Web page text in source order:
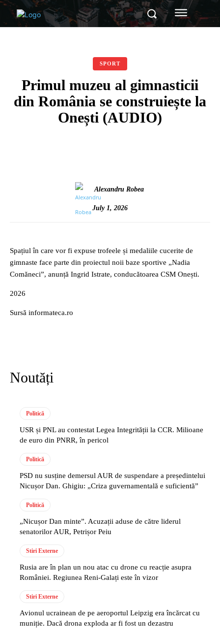
SPORT
Primul muzeu al gimnasticii
din România se construiește la
Onești (AUDIO)
Alexandru Robea
July 1, 2026
Spațiul în care vor fi expuse trofeele și medaliile cucerite de
gimnaste face parte din proiectul noii baze sportive „Nadia
Comăneci”, anunță Ingrid Istrate, conducătoarea CSM Onești.
2026
Sursă informateca.ro
Noutăți
Politică
USR și PNL au contestat Legea Integrității la CCR. Milioane
de euro din PNRR, în pericol
Politică
PSD nu susține demersul AUR de suspendare a președintelui
Nicușor Dan. Ghigiu: „Criza guvernamentală e suficientă”
Politică
„Nicușor Dan minte”. Acuzații aduse de către liderul
senatorilor AUR, Petrișor Peiu
Stiri Externe
Rusia are în plan un nou atac cu drone cu reacție asupra
României. Regiunea Reni-Galați este în vizor
Stiri Externe
Avionul ucrainean de pe aeroportul Leipzig era încărcat cu
muniție. Dacă drona exploda ar fi fost un dezastru